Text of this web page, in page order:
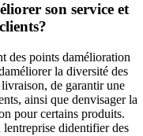
son service et
des points damélioration
la diversité des
de garantir une
ainsi que denvisager la
pour certains produits.
lentreprise didentifier des